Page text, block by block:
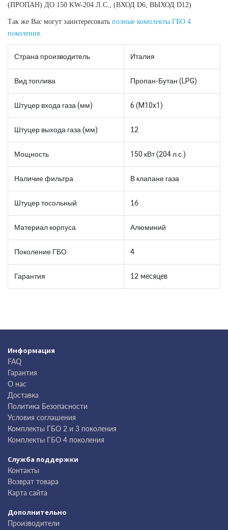
(ПРОПАН) ДО 150 KW-204 Л.С., (ВХОД D6, ВЫХОД D12)
Так же Вас могут заинтересовать полные комплекты ГБО 4
поколения.
Страна производитель Италия
Вид топлива Пропан-Бутан (LPG)
Штуцер входа газа (мм) 6 (M10x1)
Штуцер выхода газа (мм) 12
Мощность 150 кВт (204 л.с.)
Наличие фильтра В клапане газа
Штуцер тосольный 16
Материал корпуса Алюминий
Поколение ГБО 4
Гарантия 12 месяцев
Информация
FAQ
Гарантия
О нас
Доставка
Политика Безопасности
Условия соглашения
Комплекты ГБО 2 и 3 поколения
Комплекты ГБО 4 поколения
Служба поддержки
Контакты
Возврат товара
Карта сайта
Дополнительно
Производители